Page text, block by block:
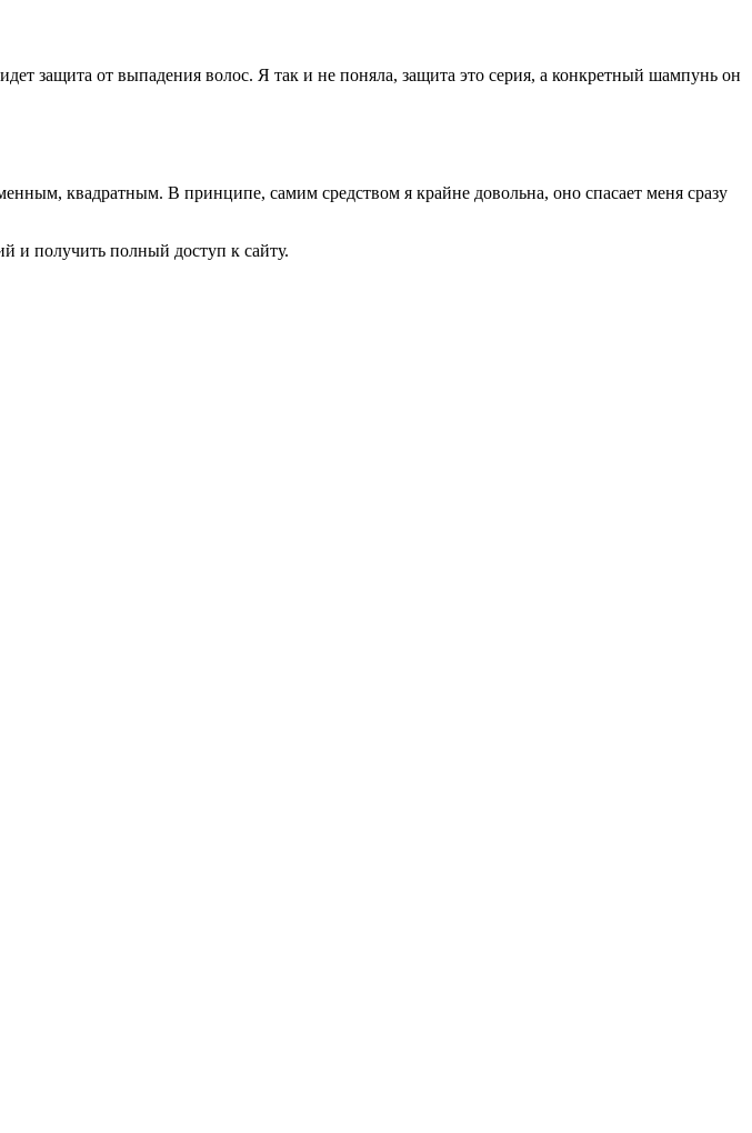
защита от выпадения волос. Я так и не поняла, защита это серия, а конкретный шампунь он
квадратным. В принципе, самим средством я крайне довольна, оно спасает меня сразу
и получить полный доступ к сайту.